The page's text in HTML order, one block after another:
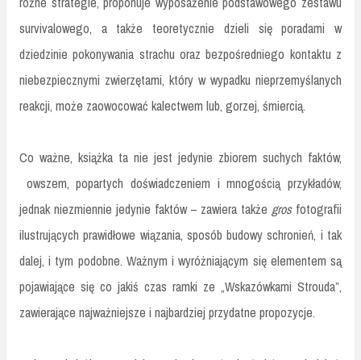
survivalowego, a także teoretycznie dzieli się poradami w
dziedzinie pokonywania strachu oraz bezpośredniego kontaktu z
niebezpiecznymi zwierzętami, który w wypadku nieprzemyślanych
reakcji, może zaowocować kalectwem lub, gorzej, śmiercią.
Co ważne, książka ta nie jest jedynie zbiorem suchych faktów,
owszem, popartych doświadczeniem i mnogością przykładów,
jednak niezmiennie jedynie faktów – zawiera takżegros fotografii
ilustrujących prawidłowe wiązania, sposób budowy schronień, i tak
dalej, i tym podobne. Ważnym i wyróżniającym się elementem są
pojawiające się co jakiś czas ramki ze „Wskazówkami Strouda”,
zawierające najważniejsze i najbardziej przydatne propozycje.